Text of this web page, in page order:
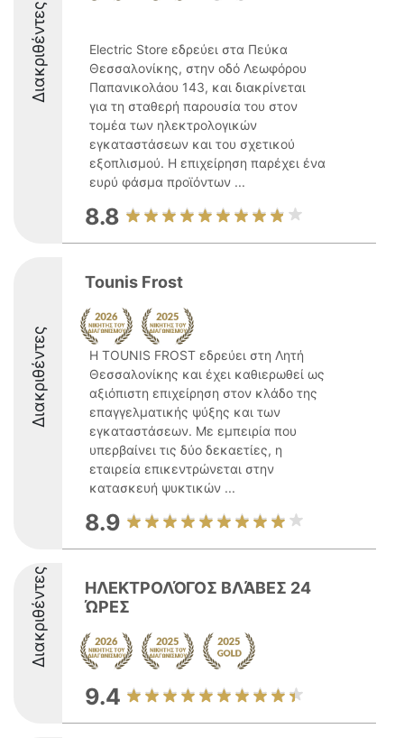
Διακριθέντες
Electric Store εδρεύει στα Πεύκα
Θεσσαλονίκης, στην οδό Λεωφόρου
Παπανικολάου 143, και διακρίνεται
για τη σταθερή παρουσία του στον
τομέα των ηλεκτρολογικών
εγκαταστάσεων και του σχετικού
εξοπλισμού. Η επιχείρηση παρέχει ένα
ευρύ φάσμα προϊόντων ...
8.8
Διακριθέντες
Tounis Frost
Η TOUNIS FROST εδρεύει στη Λητή
Θεσσαλονίκης και έχει καθιερωθεί ως
αξιόπιστη επιχείρηση στον κλάδο της
επαγγελματικής ψύξης και των
εγκαταστάσεων. Με εμπειρία που
υπερβαίνει τις δύο δεκαετίες, η
εταιρεία επικεντρώνεται στην
κατασκευή ψυκτικών ...
8.9
Διακριθέντες
ΗΛΕΚΤΡΟΛΌΓΟΣ ΒΛΆΒΕΣ 24
ΏΡΕΣ
9.4